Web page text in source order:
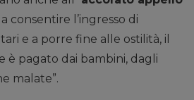
a consentire l’ingresso di
e a porre fine alle ostilità, il
è pagato dai bambini, dagli
malate”.